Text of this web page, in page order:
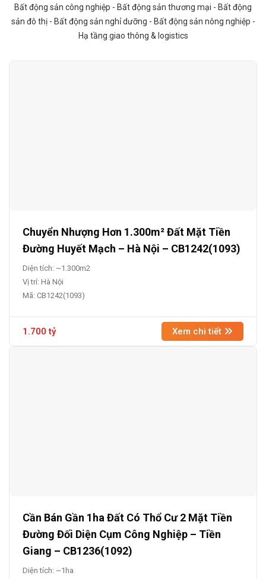
Bất động sản công nghiệp - Bất động sản thương mại - Bất động
sản đô thị - Bất động sản nghỉ dưỡng - Bất động sản nông nghiệp -
Hạ tầng giao thông & logistics
Chuyển Nhượng Hơn 1.300m² Đất Mặt Tiền
Đường Huyết Mạch – Hà Nội – CB1242(1093)
Diện tích: ~1.300m2
Vị trí: Hà Nội
Mã: CB1242(1093)
1.700 tỷ Xem chi tiết
Cần Bán Gần 1ha Đất Có Thổ Cư 2 Mặt Tiền
Đường Đối Diện Cụm Công Nghiệp – Tiền
Giang – CB1236(1092)
Diện tích: ~1ha